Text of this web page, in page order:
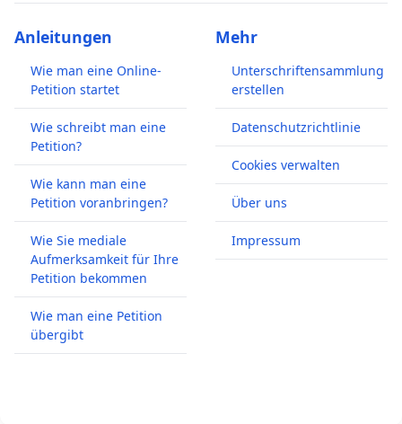
Anleitungen
Wie man eine Online-
Petition startet
Wie schreibt man eine
Petition?
Wie kann man eine
Petition voranbringen?
Wie Sie mediale
Aufmerksamkeit für Ihre
Petition bekommen
Wie man eine Petition
übergibt
Mehr
Unterschriftensammlung
erstellen
Datenschutzrichtlinie
Cookies verwalten
Über uns
Impressum